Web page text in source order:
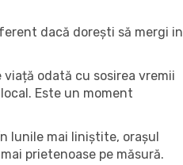
dacă dorești să mergi in
odată cu sosirea vremii
Este un moment
lunile mai liniștite, orașul
prietenoase pe măsură.